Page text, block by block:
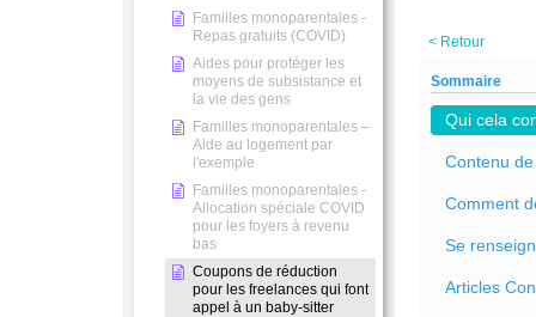
Familles monoparentales -
Repas gratuits (COVID)
Aides pour protéger les
moyens de subsistance et
la vie des gens
Familles monoparentales –
Aide au logement par
l'exemple
Familles monoparentales -
Allocation spéciale COVID
pour les foyers à revenu
bas
Coupons de réduction
pour les freelances qui font
appel à un baby-sitter
< Retour
Sommaire
Qui cela
Contenu
Comment
Se
Articles